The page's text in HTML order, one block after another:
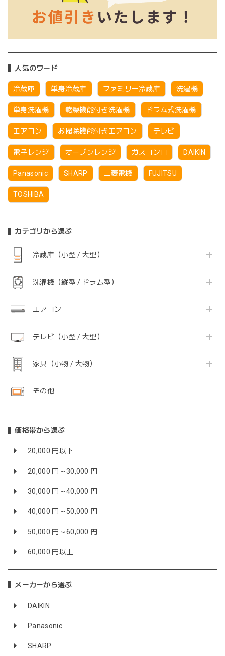
人気のワード
冷蔵庫 単身冷蔵庫 ファミリー冷蔵庫 洗濯機
単身洗濯機 乾燥機能付き洗濯機 ドラム式洗濯機
エアコン お掃除機能付きエアコン テレビ
電子レンジ オーブンレンジ ガスコンロ DAIKIN
Panasonic SHARP 三菱電機 FUJITSU
TOSHIBA
カテゴリから選ぶ
冷蔵庫（小型 / 大型）
洗濯機（縦型 / ドラム型）
エアコン
テレビ（小型 / 大型）
家具（小物 / 大物）
その他
価格帯から選ぶ
20,000 円以下
20,000 円～30,000 円
30,000 円～40,000 円
40,000 円～50,000 円
50,000 円～60,000 円
60,000 円以上
メーカーから選ぶ
DAIKIN
Panasonic
SHARP